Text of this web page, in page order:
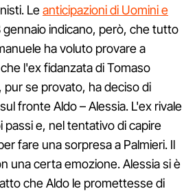
Leanticipazioni di Uomini e
indicano, però, che tutto
ha voluto provare a
l'ex fidanzata di Tomaso
pur se provato, ha deciso di
fronte Aldo – Alessia. L'ex rivale
passi e, nel tentativo di capire
fare una sorpresa a Palmieri. Il
una certa emozione. Alessia si è
che Aldo le promettesse di